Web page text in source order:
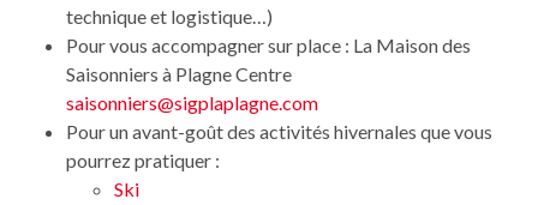
technique et logistique…)
Pour vous accompagner sur place : La Maison des
Saisonniers à Plagne Centre
saisonniers@sigplaplagne.com
Pour un avant-goût des activités hivernales que vous
pourrez pratiquer :
Ski